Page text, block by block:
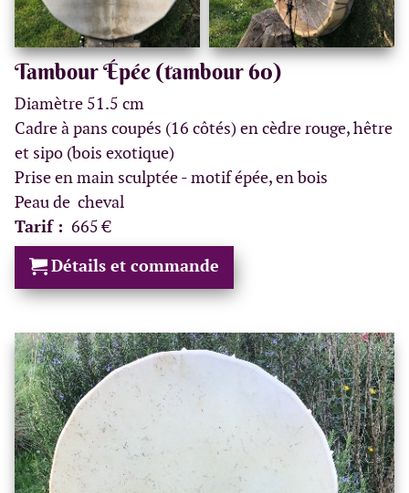
Tambour Épée (tambour 60)
Diamètre 51.5 cm
Cadre à pans coupés (16 côtés) en cèdre rouge, hêtre
et sipo (bois exotique)
Prise en main sculptée - motif épée, en bois
Peau de cheval
Tarif : 665 €
Détails et commande